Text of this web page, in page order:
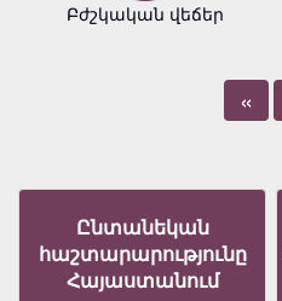
Բժշկական վեճեր
«
Ընտանեկան
հաշտարարությունը
Հայաստանում